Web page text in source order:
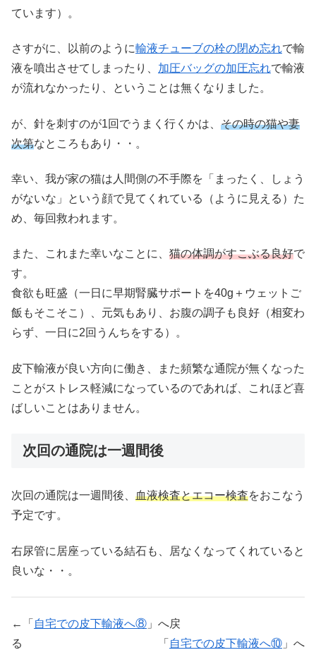
ています）。
さすがに、以前のように輸液チューブの栓の閉め忘れで輸
液を噴出させてしまったり、 加圧バッグの加圧忘れで輸液
が流れなかったり、ということは無くなりました。
が、針を刺すのが1回でうまく行くかは、 その時の猫や妻
次第なところもあり・・。
幸い、我が家の猫は人間側の不手際を「まったく、しょう
がないな」という顔で見てくれている（ように見える）た
め、毎回救われます。
また、これまた幸いなことに、 猫の体調がすこぶる良好で
す。
食欲も旺盛（一日に早期腎臓サポートを40g＋ウェットご
飯もそこそこ）、元気もあり、お腹の調子も良好（相変わ
らず、一日に2回うんちをする）。
皮下輸液が良い方向に働き、また頻繁な通院が無くなった
ことがストレス軽減になっているのであれば、これほど喜
ばしいことはありません。
次回の通院は一週間後
次回の通院は一週間後、 血液検査とエコー検査をおこなう
予定です。
右尿管に居座っている結石も、居なくなってくれていると
良いな・・。
←「 自宅での皮下輸液へ⑧ 」へ戻
る 「 自宅での皮下輸液へ⑩ 」へ